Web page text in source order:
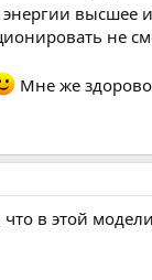
энергии высшее
не
Мне же
в этой